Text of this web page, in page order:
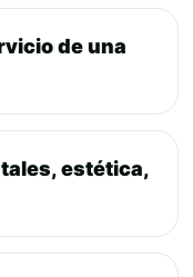
de una
estética,